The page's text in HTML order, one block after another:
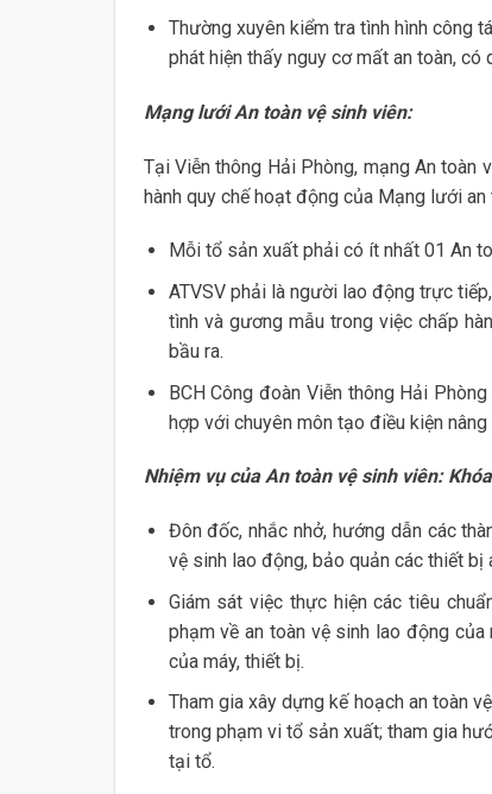
Thường xuyên kiểm tra tình hình công
phát hiện thấy nguy cơ mất an toàn,
Mạng lưới An toàn vệ sinh viên:
Tại Viễn thông Hải Phòng, mạng An toàn
hành quy chế hoạt động của Mạng lưới
Mỗi tổ sản xuất phải có ít nhất 01 An
ATVSV phải là người lao động trực
tình và gương mẫu trong việc chấp
bầu ra.
BCH Công đoàn Viễn thông Hải
hợp với chuyên môn tạo điều kiện
Nhiệm vụ của An toàn vệ sinh viên:
Đôn đốc, nhắc nhở, hướng dẫn các
vệ sinh lao động, bảo quản các thiết bị
Giám sát việc thực hiện các tiêu
phạm về an toàn vệ sinh lao động
của máy, thiết bị.
Tham gia xây dựng kế hoạch an toàn
trong phạm vi tổ sản xuất; tham gia
tại tổ.